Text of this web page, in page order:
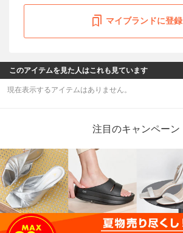
マイブランドに登録
このアイテムを見た人はこれも見ています
現在表示するアイテムはありません。
注目のキャンペーン